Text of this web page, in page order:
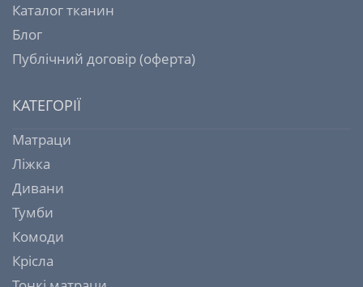
Каталог тканин
Блог
Публічний договір (оферта)
КАТЕГОРІЇ
Матраци
Ліжка
Дивани
Тумби
Комоди
Крісла